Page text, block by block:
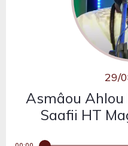
29/
Asmâou Ahlou
Saafii HT